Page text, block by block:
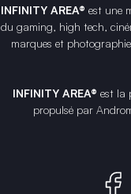
INFINITY AREA® est une
du gaming, high tech,
marques et
INFINITY AREA® est la
propulsé par